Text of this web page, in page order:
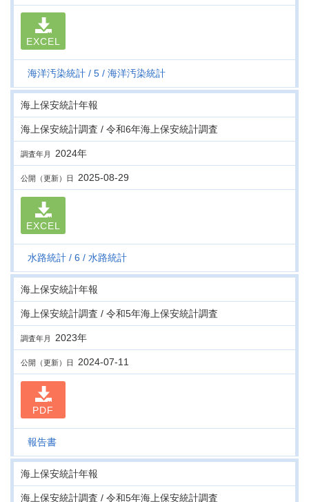
EXCEL
海洋汚染統計 5 海洋汚染統計
海上保安統計年報
海上保安統計調査 / 令和6年海上保安統計調査
調査年月 2024年
公開（更新）日 2025-08-29
EXCEL
水路統計 6 水路統計
海上保安統計年報
海上保安統計調査 / 令和5年海上保安統計調査
調査年月 2023年
公開（更新）日 2024-07-11
PDF
報告書
海上保安統計年報
海上保安統計調査 / 令和5年海上保安統計調査